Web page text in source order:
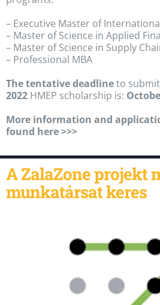
– Executive Master of
– Master of Science in Applied
– Master of Science in Supply
– Professional MBA
The tentative deadlineto
2022 HMEP scholarship is:
More information and
found here >>>
A ZalaZone projekt
munkatársat keres